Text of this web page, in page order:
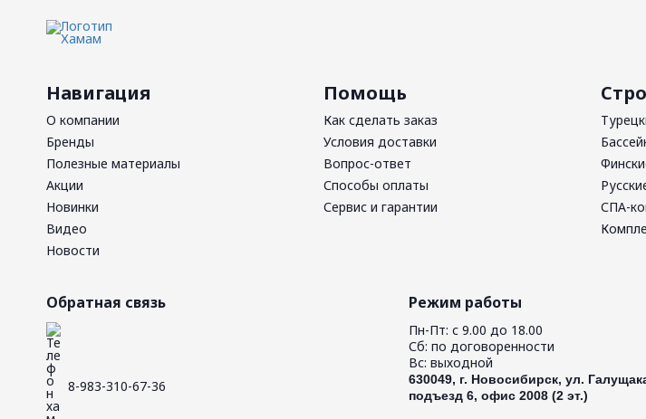
Навигация
О компании
Бренды
Полезные материалы
Акции
Новинки
Видео
Новости
Помощь
Как сделать заказ
Условия доставки
Вопрос-ответ
Способы оплаты
Сервис и гарантии
СПА-
Обратная связь
8-983-310-67-36
Режим работы
Пн-Пт: с 9.00 до 18.00
Сб: по договоренности
Вс: выходной
630049, г. Новосибирск, ул.
подъезд 6, офис 2008 (2 эт.)